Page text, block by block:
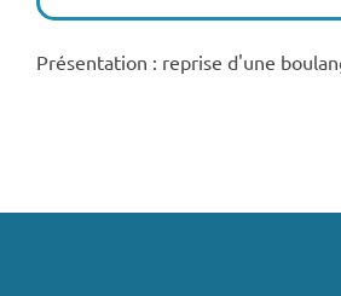
Présentation : reprise d'une